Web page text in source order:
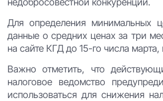
Для определения минимальных
данные о средних ценах за три
на сайте КГД до 15-го числа
Важно отметить, что
налоговое ведомство
использоваться для снижения